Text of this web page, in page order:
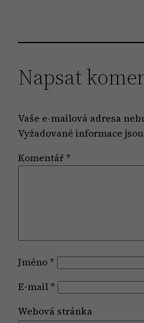
Napsat
Vaše e-mailová adresa
Vyžadované informace
Komentář*
Jméno*
E-mail*
Webová stránka